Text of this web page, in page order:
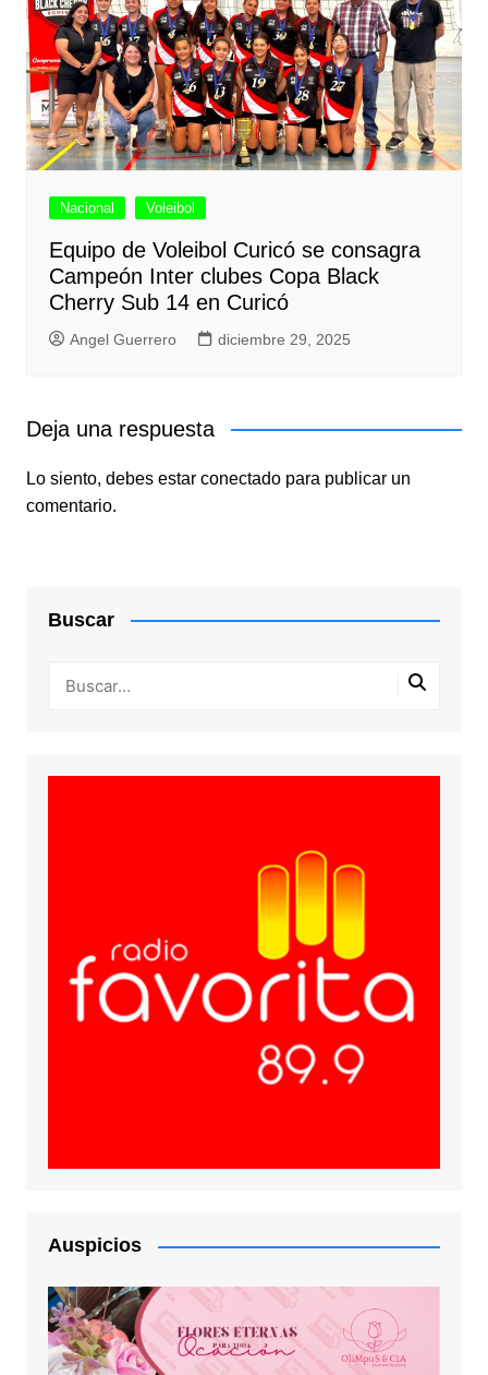
Nacional Voleibol
Equipo de Voleibol Curicó se consagra
Campeón Inter clubes Copa Black
Cherry Sub 14 en Curicó
Angel Guerrero diciembre 29, 2025
Deja una respuesta
Lo siento, debes estar conectadopara publicar un
comentario.
Buscar
Auspicios